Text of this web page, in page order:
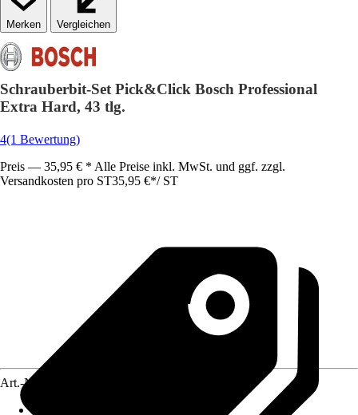
Vergleichen
Schrauberbit-Set Pick&Click Bosch Professional
Extra Hard, 43 tlg.
4(1 Bewertung)
Preis — 35,95 € * Alle Preise inkl. MwSt. und ggf. zzgl.
Versandkosten pro ST35,95 €*/ ST
Art.-Nr.